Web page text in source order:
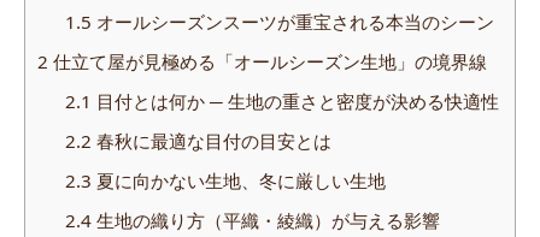
1.5 オールシーズンスーツが重宝される本当のシーン
2 仕立て屋が見極める「オールシーズン生地」の境界線
2.1 目付とは何か ─ 生地の重さと密度が決める快適性
2.2 春秋に最適な目付の目安とは
2.3 夏に向かない生地、冬に厳しい生地
2.4生地の織り方（平織・綾織）が与える影響